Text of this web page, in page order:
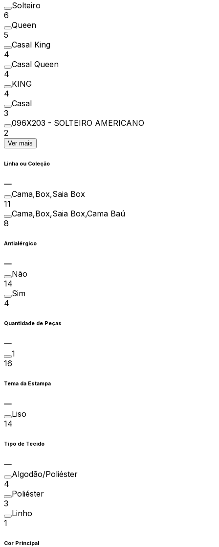
Solteiro
6
Queen
5
Casal King
4
Casal Queen
4
KING
4
Casal
3
096X203 - SOLTEIRO AMERICANO
2
Ver mais
Linha ou Coleção
Cama,Box,Saia Box
11
Cama,Box,Saia Box,Cama Baú
8
Antialérgico
Não
14
Sim
4
Quantidade de Peças
1
16
Tema da Estampa
Liso
14
Tipo de Tecido
Algodão/Poliéster
4
Poliéster
3
Linho
1
Cor Principal